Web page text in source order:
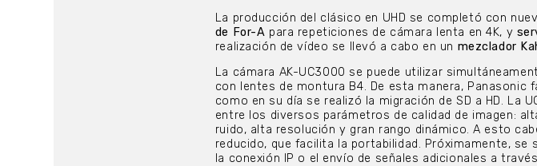
La producción del clásico en UHD se completó con
de For-A para repeticiones de cámara lenta en 4K, y
realización de vídeo se llevó a cabo en un mezclador
La cámara AK-UC3000 se puede utilizar
con lentes de montura B4. De esta manera, Panasonic
como en su día se realizó la migración de SD a HD. La
entre los diversos parámetros de calidad de imagen:
ruido, alta resolución y gran rango dinámico. A esto
reducido, que facilita la portabilidad. Próximamente,
la conexión IP o el envío de señales adicionales a